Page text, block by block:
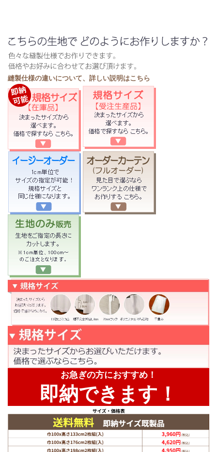
縫製仕様の違いについて、詳しい説明はこちら
お急ぎの方におすすめ！
即納できます！